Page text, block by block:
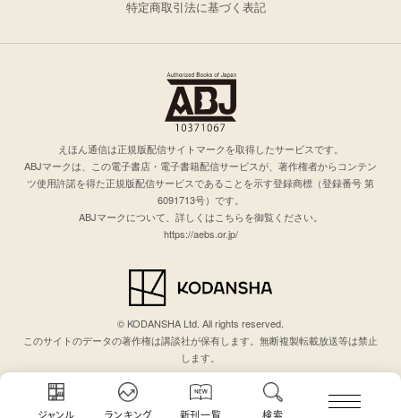
ジャンル ランキング 新刊一覧 検索
特定商取引法に基づく表記
えほん通信は正規版配信サイトマークを取得したサービスです。
ABJマークは、この電子書店・電子書籍配信サービスが、著作権者からコンテン
ツ使用許諾を得た正規版配信サービスであることを示す登録商標（登録番号 第
6091713号）です。
ABJマークについて、詳しくはこちらを御覧ください。
https://aebs.or.jp/
© KODANSHA Ltd. All rights reserved.
このサイトのデータの著作権は講談社が保有します。無断複製転載放送等は禁止
します。